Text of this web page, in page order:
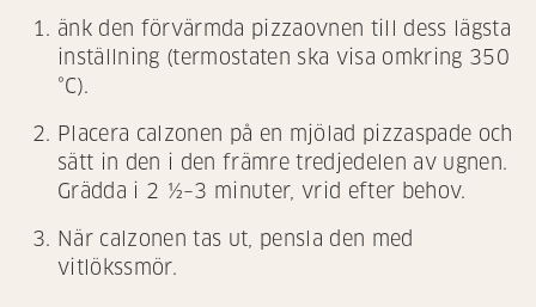
änk den förvärmda pizzaovnen till dess lägsta
inställning (termostaten ska visa omkring 350
°C).
Placera calzonen på en mjölad pizzaspade och
sätt in den i den främre tredjedelen av ugnen.
Grädda i 2 ½–3 minuter, vrid efter behov.
När calzonen tas ut, pensla den med
vitlökssmör.